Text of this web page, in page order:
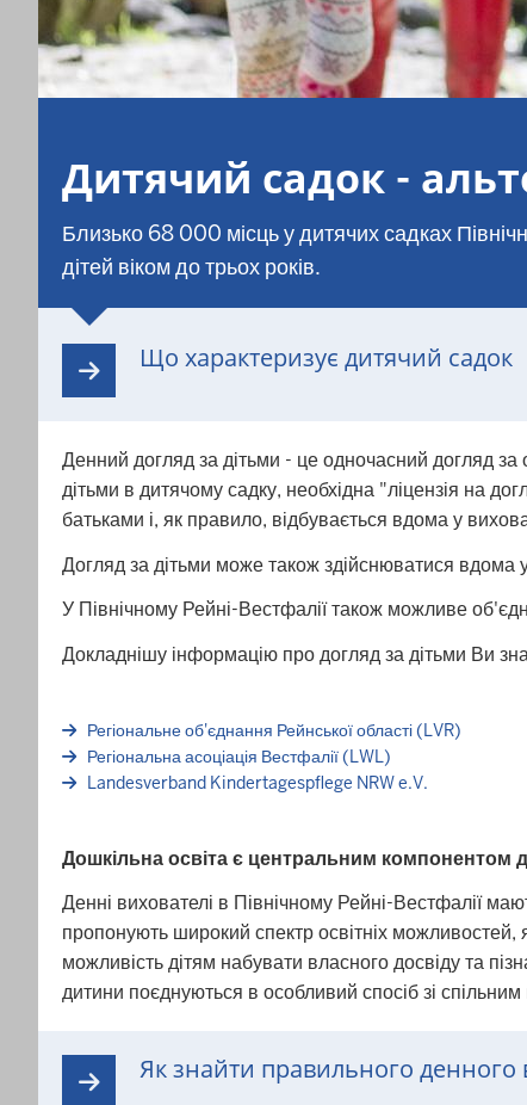
Дитячий садок -
Близько 68 000 місць у дитячих садках
дітей віком до трьох років.
Що характеризує дитячий садок
Денний догляд за дітьми - це одночасний догляд
дітьми в дитячому садку, необхідна "ліцензія на
батьками і, як правило, відбувається вдома у
Догляд за дітьми може також здійснюватися вдома
У Північному Рейні-Вестфалії також можливе
Докладнішу інформацію про догляд за дітьми Ви
Регіональне об'єднання Рейнської області (LVR)
Регіональна асоціація Вестфалії (LWL)
Landesverband Kindertagespflege NRW e.V.
Дошкільна освіта є центральним компонентом
Денні вихователі в Північному Рейні-Вестфалії
пропонують широкий спектр освітніх можливостей,
можливість дітям набувати власного досвіду та
дитини поєднуються в особливий спосіб зі
Як знайти правильного денного